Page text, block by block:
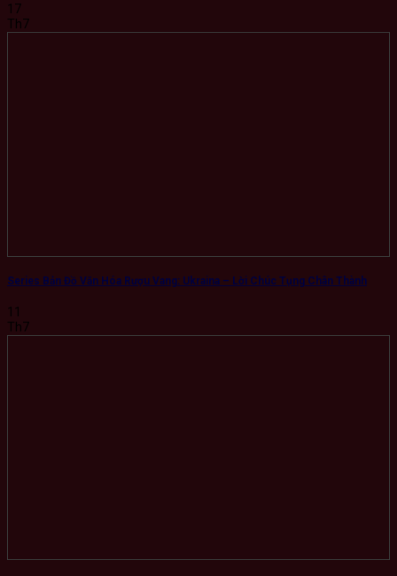
17
Th7
Series Bản Đồ Văn Hóa Rượu Vang: Ukraina – Lời Chúc Tụng Chân Thành
11
Th7